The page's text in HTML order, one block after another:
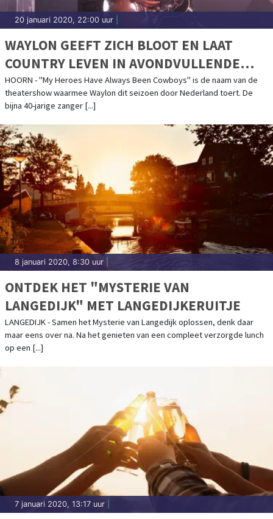
20 januari 2020, 22:00 uur
WAYLON GEEFT ZICH BLOOT EN LAAT
COUNTRY LEVEN IN AVONDVULLENDE
THEATERSHOW
HOORN - "My Heroes Have Always Been Cowboys" is de naam van de
theatershow waarmee Waylon dit seizoen door Nederland toert. De
bijna 40-jarige zanger [...]
8 januari 2020, 8:30 uur
ONTDEK HET "MYSTERIE VAN
LANGEDIJK" MET LANGEDIJKERUITJE
LANGEDIJK - Samen het Mysterie van Langedijk oplossen, denk daar
maar eens over na. Na het genieten van een compleet verzorgde lunch
op een [...]
7 januari 2020, 13:17 uur